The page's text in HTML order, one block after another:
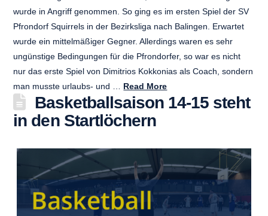
wurde in Angriff genommen. So ging es im ersten Spiel der SV
Pfrondorf Squirrels in der Bezirksliga nach Balingen. Erwartet
wurde ein mittelmäßiger Gegner. Allerdings waren es sehr
ungünstige Bedingungen für die Pfrondorfer, so war es nicht
nur das erste Spiel von Dimitrios Kokkonias als Coach, sondern
man musste urlaubs- und … Read More
Basketballsaison 14-15 steht
in den Startlöchern